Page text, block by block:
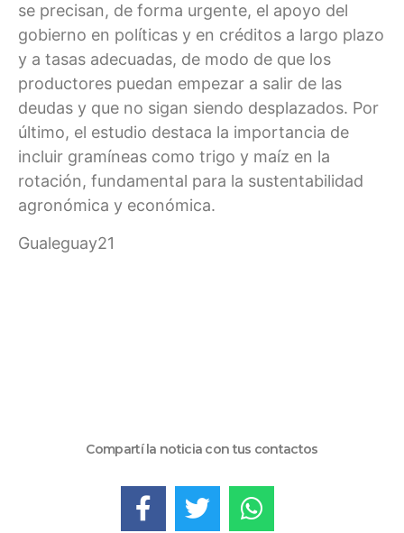
se precisan, de forma urgente, el apoyo del
gobierno en políticas y en créditos a largo plazo
y a tasas adecuadas, de modo de que los
productores puedan empezar a salir de las
deudas y que no sigan siendo desplazados. Por
último, el estudio destaca la importancia de
incluir gramíneas como trigo y maíz en la
rotación, fundamental para la sustentabilidad
agronómica y económica.
Gualeguay21
Compartí la noticia con tus contactos